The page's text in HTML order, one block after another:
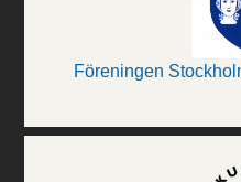
Föreningen